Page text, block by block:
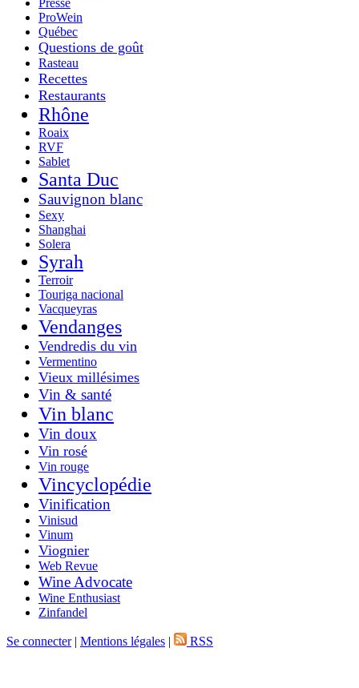
ProWein
Québec
Questions de goût
Rasteau
Recettes
Restaurants
Rhône
Roaix
RVF
Sablet
Santa Duc
Sauvignon blanc
Sexy
Shanghai
Solera
Syrah
Terroir
Touriga nacional
Vacqueyras
Vendanges
Vendredis du vin
Vermentino
Vieux millésimes
Vin & santé
Vin blanc
Vin doux
Vin rosé
Vin rouge
Vincyclopédie
Vinification
Vinisud
Vinum
Viognier
Web Revue
Wine Advocate
Wine Enthusiast
Zinfandel
Se connecter| Mentions légales | RSS